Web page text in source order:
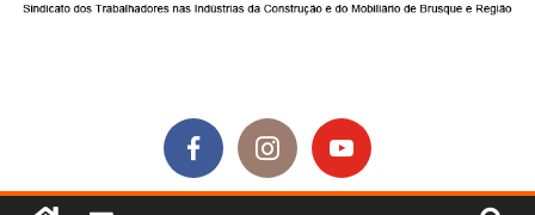
Sintricomb participa do lançamento do programa Profissão